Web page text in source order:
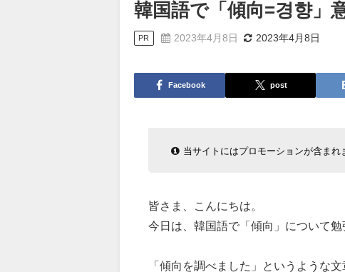
韓国語で「傾向=경향」
PR 2023年4月8日 2023年4月8日
Facebook post
当サイトにはプロモーションが含まれ
皆さま、こんにちは。
今日は、韓国語で「傾向」について勉
「傾向を調べました」というような